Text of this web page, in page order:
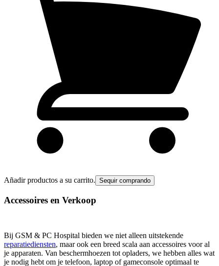
Añadir productos a su carrito. Sequir comprando
Accessoires en Verkoop
Bij GSM & PC Hospital bieden we niet alleen uitstekende
reparatiediensten, maar ook een breed scala aan accessoires voor al
je apparaten. Van beschermhoezen tot opladers, we hebben alles wat
je nodig hebt om je telefoon, laptop of gameconsole optimaal te